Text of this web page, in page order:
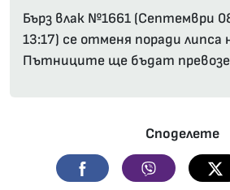
Бърз влак №1661 (Септември
13:17) се отменя поради липса
Пътниците ще бъдат
Споделете
Facebook Viber